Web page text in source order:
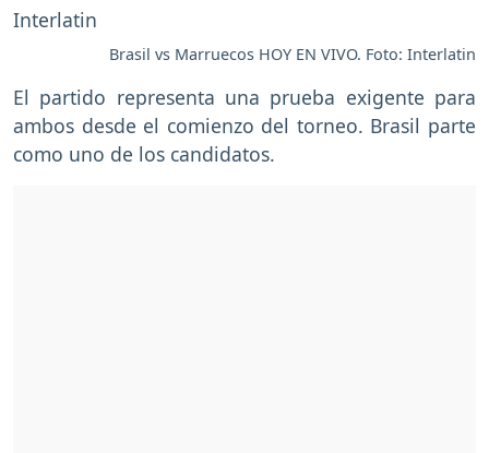
Brasil vs Marruecos HOY EN VIVO. Foto: Interlatin
El partido representa una prueba exigente para
ambos desde el comienzo del torneo. Brasil parte
como uno de los candidatos.